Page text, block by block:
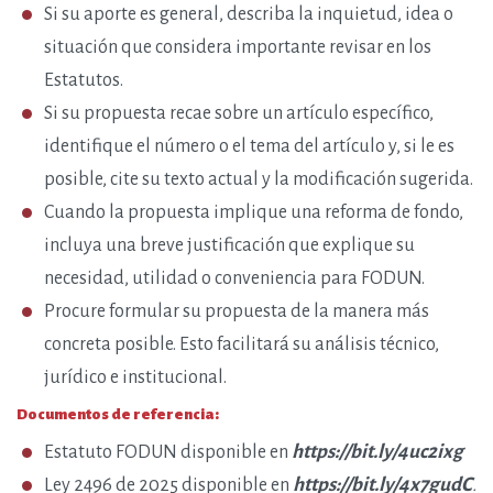
Si su aporte es general, describa la inquietud, idea o
situación que considera importante revisar en los
Estatutos.
Si su propuesta recae sobre un artículo específico,
identifique el número o el tema del artículo y, si le es
posible, cite su texto actual y la modificación sugerida.
Cuando la propuesta implique una reforma de fondo,
incluya una breve justificación que explique su
necesidad, utilidad o conveniencia para FODUN.
Procure formular su propuesta de la manera más
concreta posible. Esto facilitará su análisis técnico,
jurídico e institucional.
Documentos de referencia:
Estatuto FODUN disponible en https://bit.ly/4uc2ixg
Ley 2496 de 2025 disponible en https://bit.ly/4x7gudC.